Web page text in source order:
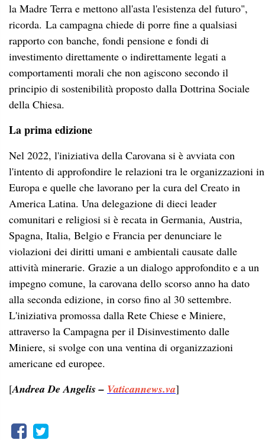
la Madre Terra e mettono all'asta l'esistenza del futuro",
ricorda. La campagna chiede di porre fine a qualsiasi
rapporto con banche, fondi pensione e fondi di
investimento direttamente o indirettamente legati a
comportamenti morali che non agiscono secondo il
principio di sostenibilità proposto dalla Dottrina Sociale
della Chiesa.
La prima edizione
Nel 2022, l'iniziativa della Carovana si è avviata con
l'intento di approfondire le relazioni tra le organizzazioni in
Europa e quelle che lavorano per la cura del Creato in
America Latina. Una delegazione di dieci leader
comunitari e religiosi si è recata in Germania, Austria,
Spagna, Italia, Belgio e Francia per denunciare le
violazioni dei diritti umani e ambientali causate dalle
attività minerarie. Grazie a un dialogo approfondito e a un
impegno comune, la carovana dello scorso anno ha dato
alla seconda edizione, in corso fino al 30 settembre.
L'iniziativa promossa dalla Rete Chiese e Miniere,
attraverso la Campagna per il Disinvestimento dalle
Miniere, si svolge con una ventina di organizzazioni
americane ed europee.
[Andrea De Angelis – Vaticannews.va]